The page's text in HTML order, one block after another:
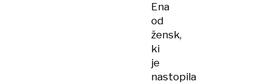
Ena
od
žensk,
ki
je
nastopila